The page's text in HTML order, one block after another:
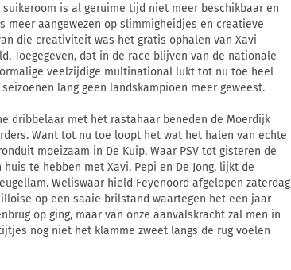
is al geruime tijd niet meer beschikbaar en
meer aangewezen op slimmigheidjes en creatieve
die creativiteit was het gratis ophalen van Xavi
Toegegeven, dat in de race blijven van de nationale
veelzijdige multinational lukt tot nu toe heel
lang geen landskampioen meer geweest.
dribbelaar met het rastahaar beneden de Moerdijk
Want tot nu toe loopt het wat het halen van echte
moeizaam in De Kuip. Waar PSV tot gisteren de
te hebben met Xavi, Pepi en De Jong, lijkt de
Weliswaar hield Feyenoord afgelopen zaterdag
op een saaie brilstand waartegen het een jaar
op ging, maar van onze aanvalskracht zal men in
nog niet het klamme zweet langs de rug voelen